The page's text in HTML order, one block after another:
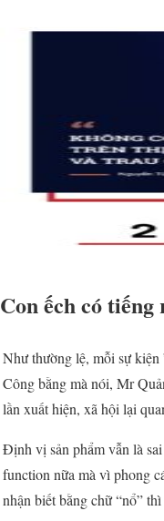
Con ếch có
Như thường lệ, mỗi sự
Công bằng mà nói, Mr
lần xuất hiện, xã hội lại
Định vị sản phẩm vẫn là
function nữa mà vì phong
nhận biết bằng chữ “nổ”